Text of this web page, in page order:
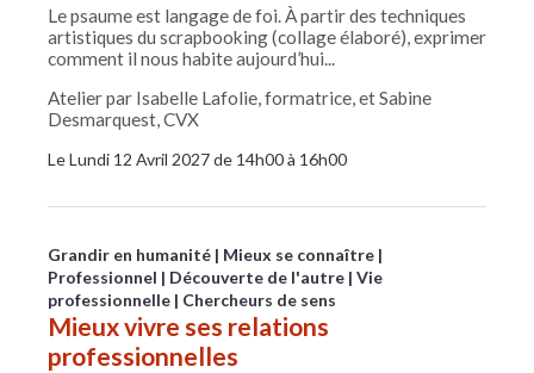
Le psaume est langage de foi. À partir des techniques
artistiques du scrapbooking (collage élaboré), exprimer
comment il nous habite aujourd’hui...
Atelier par Isabelle Lafolie, formatrice, et Sabine
Desmarquest, CVX
Le Lundi 12 Avril 2027 de 14h00 à 16h00
Grandir en humanité
Mieux se connaître
Professionnel
Découverte de l'autre Vie
professionnelle
Chercheurs de sens
Mieux vivre ses relations
professionnelles